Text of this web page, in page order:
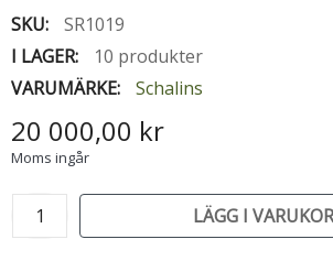
SKU:
SR1019
I LAGER:
10 produkter
VARUMÄRKE:
Schalins
20 000,00 kr
Moms ingår
LÄGG I